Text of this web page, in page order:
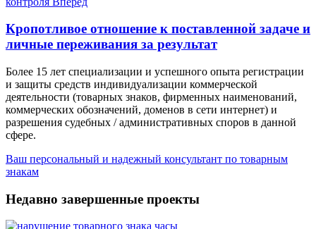
Кропотливое отношение к поставленной задаче и
личные переживания за результат
Более 15 лет специализации и успешного опыта регистрации
и защиты средств индивидуализации коммерческой
деятельности (товарных знаков, фирменных наименований,
коммерческих обозначений, доменов в сети интернет) и
разрешения судебных / административных споров в данной
сфере.
Ваш персональный и надежный консультант по товарным
знакам
Недавно завершенные проекты